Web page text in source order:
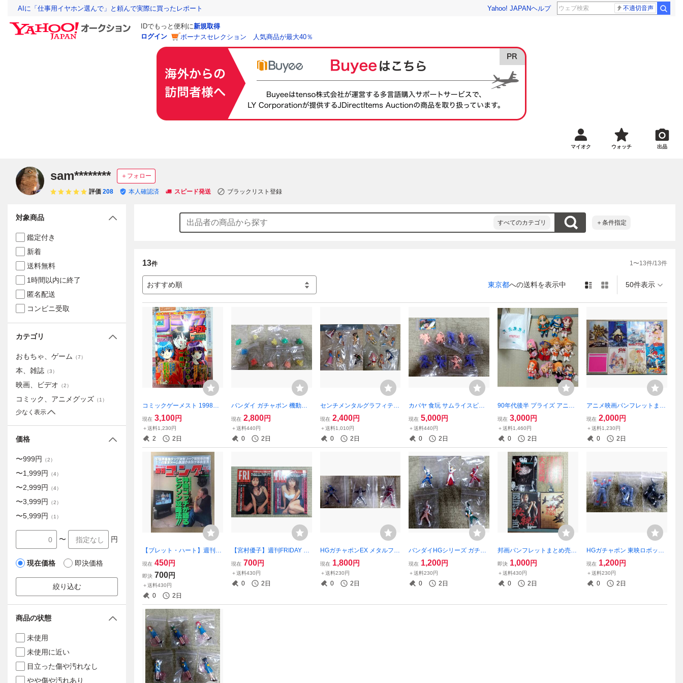
AIに「仕事用イヤホン選んで」と頼んで実際に買ったレポート Yahoo! JAPANヘルプ 不適切音声
IDでもっと便利に新規取得
ログイン
ボーナスセレクション 人気商品が最大40％
マイオク ウォッチ 出品
sam******** ＋フォロー
評価 208 本人確認済 スピード発送 ブラックリスト登録
すべてのカテゴリ ＋条件指定
13件 1〜13件/13件
おすすめ順 東京都への送料を表示中 50件表示
コミックゲーメスト 1998年1
月号 / 1998年2・3月合併号
(休刊号)
現在 3,100円
＋送料1,230円
2 2日
バンダイ ガチャポン 機動警
察パトレイバー SD消しゴ
ム 10体
現在 2,800円
＋送料440円
0 2日
センチメンタルグラフィティ
トレーディングフィギュア全
12体 箱説なしジャンク品
現在 2,400円
＋送料1,010円
0 2日
カバヤ 食玩 サムライスピリ
ッツキャンディー 無彩色消
しゴム 9体セット(コンプリー
トではありません)
現在 5,000円
＋送料440円
0 2日
90年代後半 プライズ アニ
メ・ゲームキャラクターぬい
ぐるみ 11体【魔法騎士レイ
アース、少女革命ウテナ等】
現在 3,000円
＋送料1,460円
0 2日
アニメ映画パンフレットまと
め売り【80年代主体】
現在 2,000円
＋送料1,230円
0 2日
【ブレット・ハート】週刊ゴ
ング 1997年12月7日号【モ
ントリオール事件】
現在 450円
即決 700円
＋送料430円
0 2日
【宮村優子】週刊FRIDAY 19
98年4月3日号 / 4月24日号
現在 700円
＋送料430円
0 2日
HGガチャポンEX メタルファ
イター列伝 宇宙刑事ギャバ
ン・シャリバン・シャイダー
現在 1,800円
＋送料230円
0 2日
バンダイHGシリーズ ガチャ
ポン ジャッカー電撃隊 全5体
現在 1,200円
＋送料230円
0 2日
邦画パンフレットまとめ売り
【必殺など】
即決 1,000円
＋送料430円
0 2日
HGガチャポン 東映ロボット
列伝 ジャイアントロボ / GR2
/ カラミティ
現在 1,200円
＋送料230円
0 2日
対象商品
鑑定付き
新着
送料無料
1時間以内に終了
匿名配送
コンビニ受取
カテゴリ
おもちゃ、ゲーム （7）
本、雑誌 （3）
映画、ビデオ （2）
コミック、アニメグッズ （1 ）
少なく表示
価格
〜999円 （2）
〜1,999円 （4）
〜2,999円 （4）
〜3,999円 （2）
〜5,999円 （1 ）
〜 円
現在価格 即決価格
絞り込む
商品の状態
未使用
未使用に近い
目立った傷や汚れなし
やや傷や汚れあり